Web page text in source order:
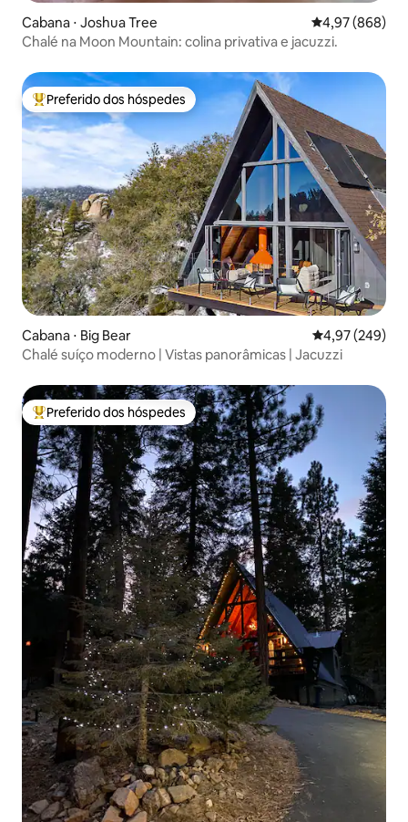
Cabana ⋅ Joshua Tree 4,97 de uma
4,97 (868)
Chalé na Moon Mountain: colina privativa e jacuzzi.
Entre os melhores preferidos dos hóspedes
Preferido dos hóspedes
Cabana ⋅ Big Bear 4,97 de uma
4,97 (249)
Chalé suíço moderno | Vistas panorâmicas | Jacuzzi
Entre os melhores preferidos dos hóspedes
Preferido dos hóspedes